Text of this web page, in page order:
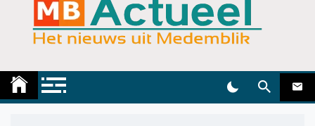
e
t
Medemblik Actueel